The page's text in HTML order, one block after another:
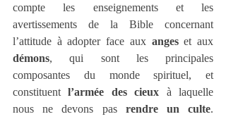
compte les enseignements et les
avertissements de la Bible concernant
l’attitude à adopter face aux anges
démons, qui sont les principales
composantes du monde spirituel, et
constituent l’armée des cieux à laquelle
nous ne devons pas rendre un culte.